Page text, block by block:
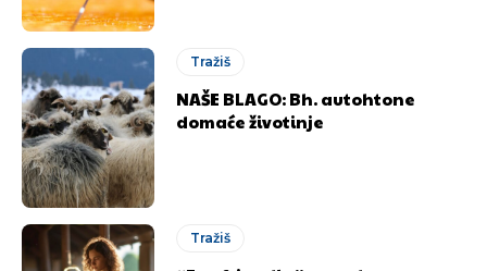
Tražiš
NAŠE BLAGO: Bh. autohtone
domaće životinje
Tražiš